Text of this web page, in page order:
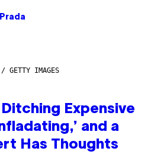
GETTY IMAGES
Expensive
and a
Has Thoughts